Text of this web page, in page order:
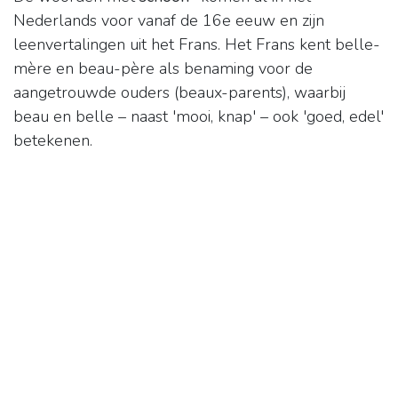
Nederlands voor vanaf de 16e eeuw en zijn
leenvertalingen uit het Frans. Het Frans kent belle-
mère en beau-père als benaming voor de
aangetrouwde ouders (beaux-parents), waarbij
beau en belle – naast 'mooi, knap' – ook 'goed, edel'
betekenen.